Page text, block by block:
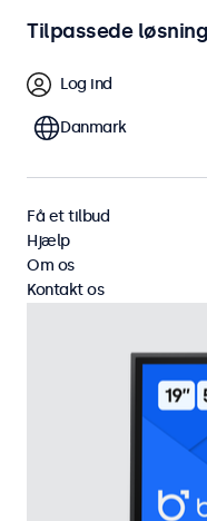
19 tommer
kontinuerlig brug.
at integrere i enhver
kompatible med
Filter (3)
19 tommer touchskærme
Tilpassede
Log ind
Danmark
Få et tilbud
Hjælp
Om os
Kontakt os